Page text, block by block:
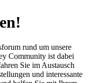
rund um unsere
Community ist dabei
Sie im Austausch
und interessante